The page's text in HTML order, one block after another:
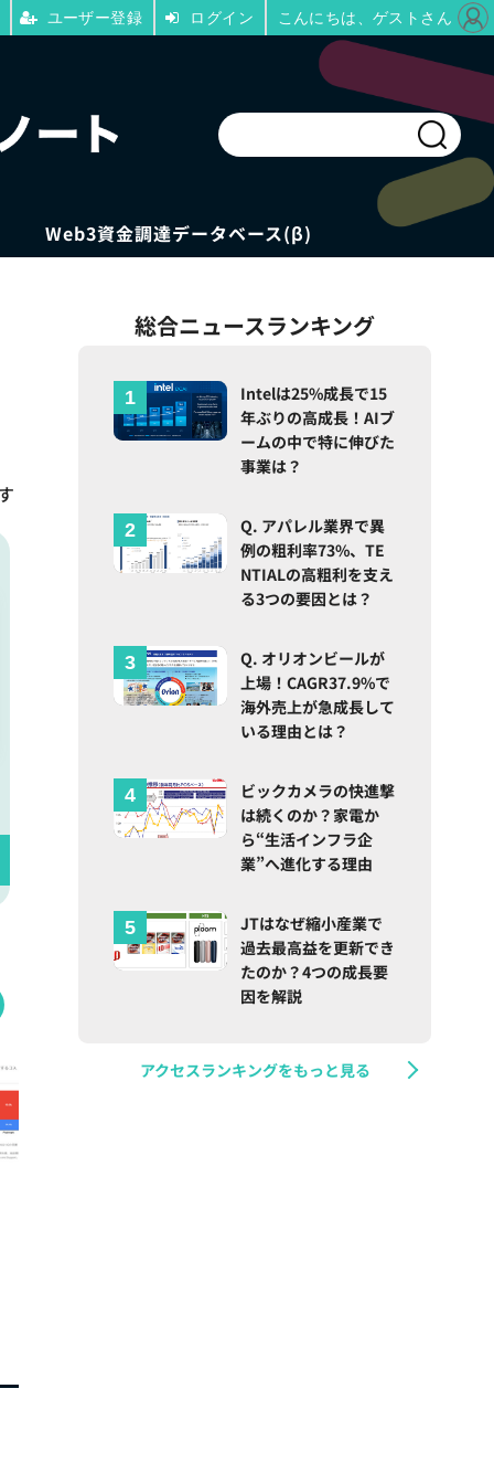
Web3資金調達データベース(β)
総合ニュースランキング
Intelは25%成長で15
年ぶりの高成長！AIブ
ームの中で特に伸びた
事業は？
Q. アパレル業界で異
例の粗利率73%、TE
NTIALの高粗利を支え
る3つの要因とは？
Q. オリオンビールが
上場！CAGR37.9%で
海外売上が急成長して
いる理由とは？
ビックカメラの快進撃
は続くのか？家電か
ら“生活インフラ企
業”へ進化する理由
JTはなぜ縮小産業で
過去最高益を更新でき
たのか？4つの成長要
因を解説
アクセスランキングをもっと見る
ユーザー登録 ログイン こんにちは、ゲストさん